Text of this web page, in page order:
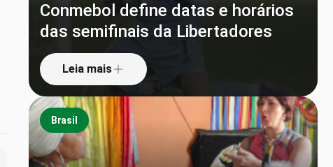
Conmebol define datas e horários
das semifinais da Libertadores
Leia mais
Brasil